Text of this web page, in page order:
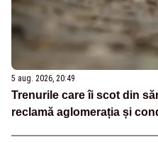
5 aug. 2026, 20:49
Trenurile care îi scot din
reclamă aglomerația și